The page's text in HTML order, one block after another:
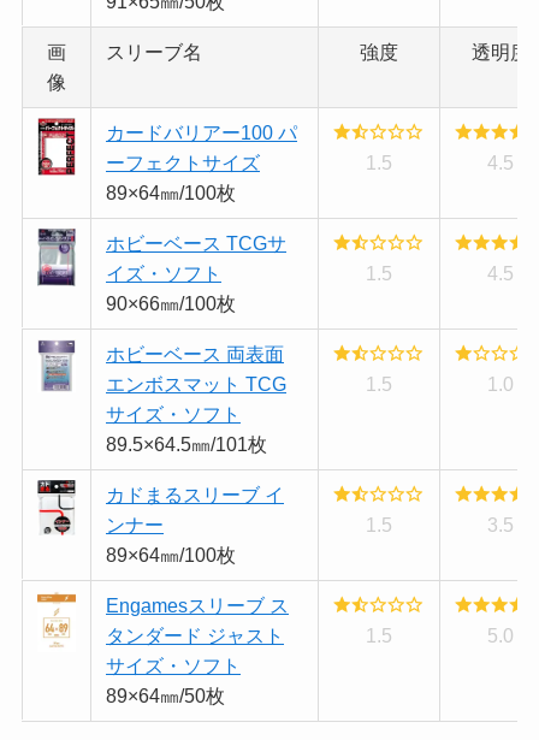
画
像
スリーブ名 強度 透明度
カードバリアー100 パ
ーフェクトサイズ
89×64㎜/100枚
1.5 4.5
ホビーベース TCGサ
イズ・ソフト
90×66㎜/100枚
1.5 4.5
ホビーベース 両表面
エンボスマット TCG
サイズ・ソフト
89.5×64.5㎜/101枚
1.5 1.0
カドまるスリーブ イ
ンナー
89×64㎜/100枚
1.5 3.5
Engamesスリーブ ス
タンダード ジャスト
サイズ・ソフト
89×64㎜/50枚
1.5 5.0